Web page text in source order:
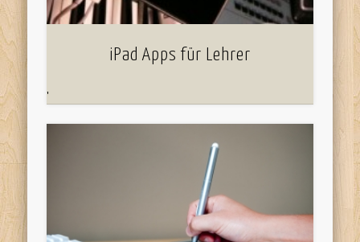
iPad Apps für Lehrer
'